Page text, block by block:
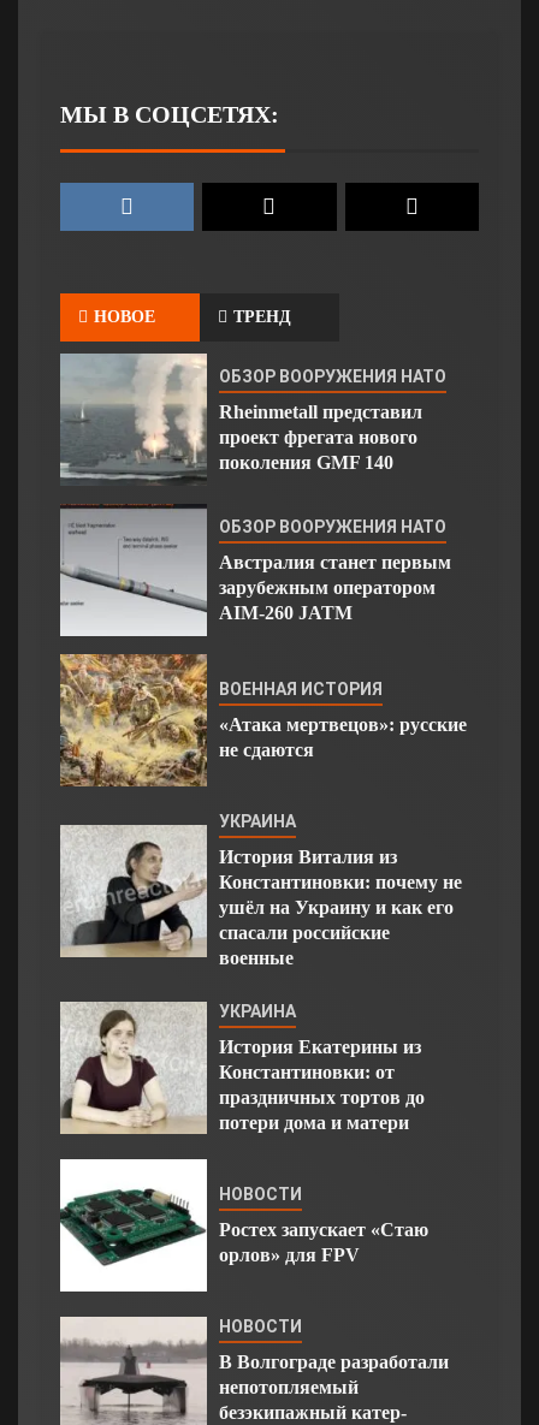
МЫ В СОЦСЕТЯХ:
НОВОЕ ТРЕНД
ОБЗОР ВООРУЖЕНИЯ НАТО
Rheinmetall представил
проект фрегата нового
поколения GMF 140
ОБЗОР ВООРУЖЕНИЯ НАТО
Австралия станет первым
зарубежным оператором
AIM-260 JATM
ВОЕННАЯ ИСТОРИЯ
«Атака мертвецов»: русские
не сдаются
УКРАИНА
История Виталия из
Константиновки: почему не
ушёл на Украину и как его
спасали российские
военные
УКРАИНА
История Екатерины из
Константиновки: от
праздничных тортов до
потери дома и матери
НОВОСТИ
Ростех запускает «Стаю
орлов» для FPV
НОВОСТИ
В Волгограде разработали
непотопляемый
безэкипажный катер-